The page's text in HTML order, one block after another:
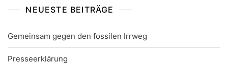
NEUESTE BEITRÄGE
Gemeinsam gegen den fossilen Irrweg
Presseerklärung